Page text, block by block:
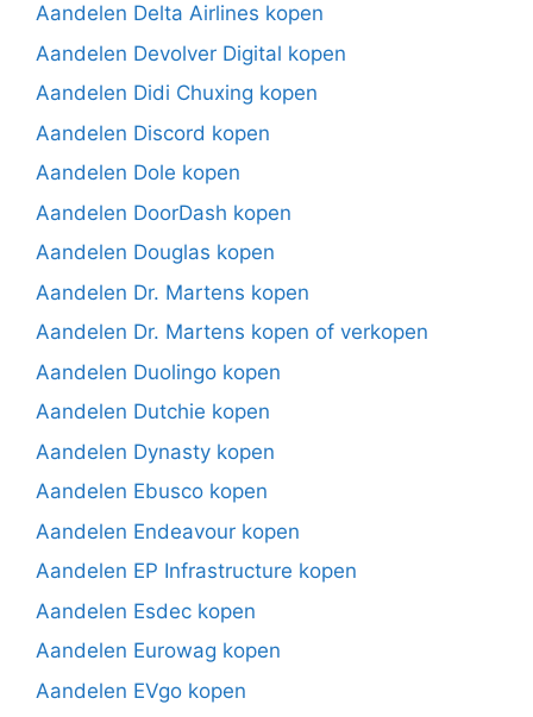
Aandelen Delta Airlines kopen
Aandelen Devolver Digital kopen
Aandelen Didi Chuxing kopen
Aandelen Discord kopen
Aandelen Dole kopen
Aandelen DoorDash kopen
Aandelen Douglas kopen
Aandelen Dr. Martens kopen
Aandelen Dr. Martens kopen of verkopen
Aandelen Duolingo kopen
Aandelen Dutchie kopen
Aandelen Dynasty kopen
Aandelen Ebusco kopen
Aandelen Endeavour kopen
Aandelen EP Infrastructure kopen
Aandelen Esdec kopen
Aandelen Eurowag kopen
Aandelen EVgo kopen